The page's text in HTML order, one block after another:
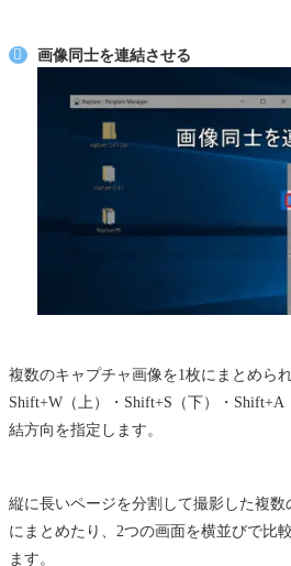
画像同士を連結させる
複数のキャプチャ画像を1枚にまとめら
Shift+W（上）・Shift+S（下）・
結方向を指定します。
縦に長いページを分割して撮影した複
にまとめたり、2つの画面を横並びで比
ます。